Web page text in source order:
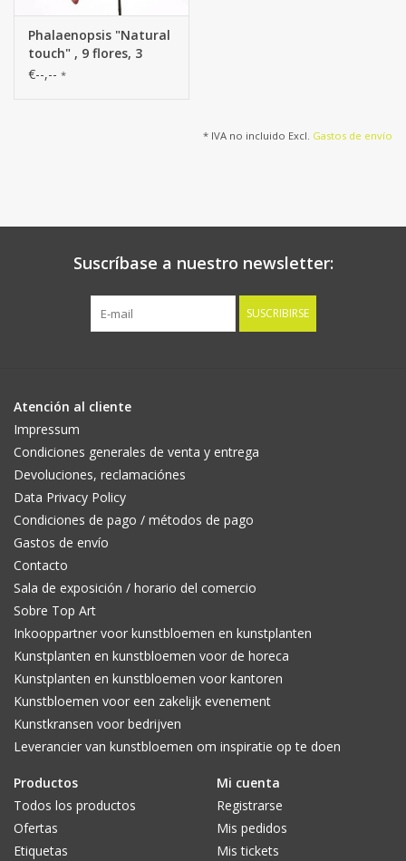
Phalaenopsis "Natural
touch" , 9 flores, 3
capullos (polyfoam),
€--,-- *
* IVA no incluido Excl. Gastos de envío
Suscríbase a nuestro newsletter:
SUSCRIBIRSE
Atención al cliente
Impressum
Condiciones generales de venta y entrega
Devoluciones, reclamaciónes
Data Privacy Policy
Condiciones de pago / métodos de pago
Gastos de envío
Contacto
Sala de exposición / horario del comercio
Sobre Top Art
Inkooppartner voor kunstbloemen en kunstplanten
Kunstplanten en kunstbloemen voor de horeca
Kunstplanten en kunstbloemen voor kantoren
Kunstbloemen voor een zakelijk evenement
Kunstkransen voor bedrijven
Leverancier van kunstbloemen om inspiratie op te doen
Productos
Todos los productos
Ofertas
Etiquetas
Mi cuenta
Registrarse
Mis pedidos
Mis tickets